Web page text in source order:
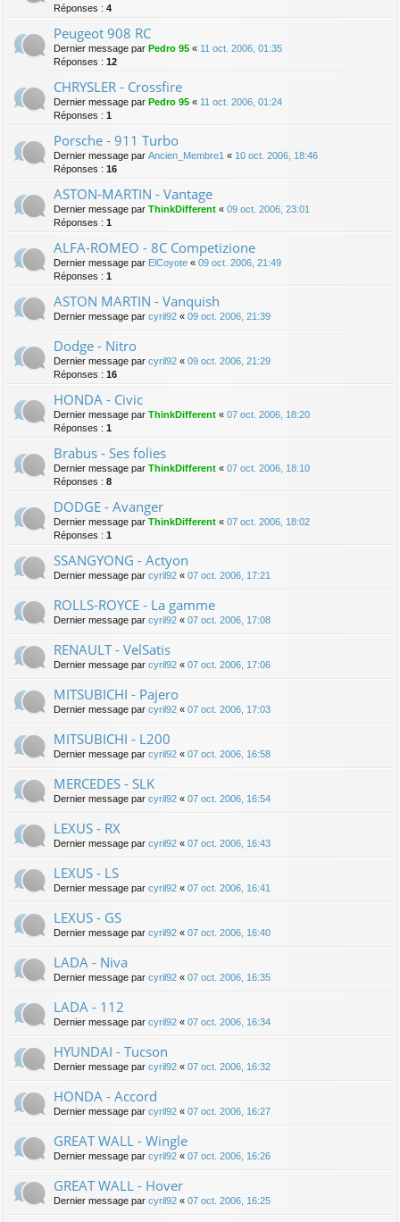
Réponses : 4
Peugeot 908 RC
Dernier message par Pedro 95 « 11 oct. 2006, 01:35
Réponses : 12
CHRYSLER - Crossfire
Dernier message par Pedro 95 « 11 oct. 2006, 01:24
Réponses : 1
Porsche - 911 Turbo
Dernier message par Ancien_Membre1 « 10 oct. 2006, 18:46
Réponses : 16
ASTON-MARTIN - Vantage
Dernier message par ThinkDifferent « 09 oct. 2006, 23:01
Réponses : 1
ALFA-ROMEO - 8C Competizione
Dernier message par ElCoyote « 09 oct. 2006, 21:49
Réponses : 1
ASTON MARTIN - Vanquish
Dernier message par cyril92 « 09 oct. 2006, 21:39
Dodge - Nitro
Dernier message par cyril92 « 09 oct. 2006, 21:29
Réponses : 16
HONDA - Civic
Dernier message par ThinkDifferent « 07 oct. 2006, 18:20
Réponses : 1
Brabus - Ses folies
Dernier message par ThinkDifferent « 07 oct. 2006, 18:10
Réponses : 8
DODGE - Avanger
Dernier message par ThinkDifferent « 07 oct. 2006, 18:02
Réponses : 1
SSANGYONG - Actyon
Dernier message par cyril92 « 07 oct. 2006, 17:21
ROLLS-ROYCE - La gamme
Dernier message par cyril92 « 07 oct. 2006, 17:08
RENAULT - VelSatis
Dernier message par cyril92 « 07 oct. 2006, 17:06
MITSUBICHI - Pajero
Dernier message par cyril92 « 07 oct. 2006, 17:03
MITSUBICHI - L200
Dernier message par cyril92 « 07 oct. 2006, 16:58
MERCEDES - SLK
Dernier message par cyril92 « 07 oct. 2006, 16:54
LEXUS - RX
Dernier message par cyril92 « 07 oct. 2006, 16:43
LEXUS - LS
Dernier message par cyril92 « 07 oct. 2006, 16:41
LEXUS - GS
Dernier message par cyril92 « 07 oct. 2006, 16:40
LADA - Niva
Dernier message par cyril92 « 07 oct. 2006, 16:35
LADA - 112
Dernier message par cyril92 « 07 oct. 2006, 16:34
HYUNDAI - Tucson
Dernier message par cyril92 « 07 oct. 2006, 16:32
HONDA - Accord
Dernier message par cyril92 « 07 oct. 2006, 16:27
GREAT WALL - Wingle
Dernier message par cyril92 « 07 oct. 2006, 16:26
GREAT WALL - Hover
Dernier message par cyril92 « 07 oct. 2006, 16:25